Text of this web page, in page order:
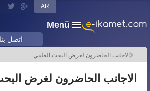
Menü
اتصل بنا
AR
الاجانب الحاضرون لغرض البحث العلمي
الاجانب الحاضرون لغرض